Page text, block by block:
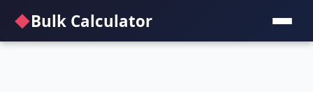
◆Bulk Calculator